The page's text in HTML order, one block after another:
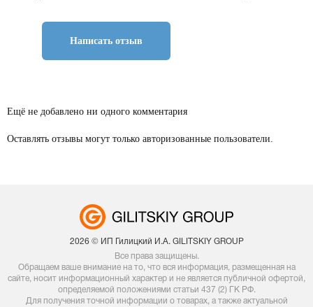
Написать отзыв
Ещё не добавлено ни одного комментария
Оставлять отзывы могут только авторизованные пользователи.
2026 © ИП Гилицкий И.А. GILITSKIY GROUP
Все права защищены.
Обращаем ваше внимание на то, что вся информация, размещенная на
сайте, носит информационный характер и не является публичной офертой,
определяемой положениями статьи 437 (2) ГК РФ.
Для получения точной информации о товарах, а также актуальной